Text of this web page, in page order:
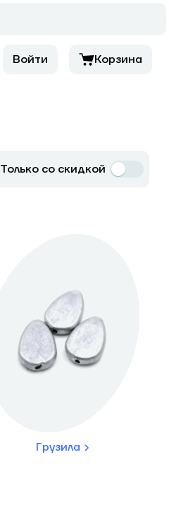
Войти Корзина
Только со скидкой
Грузила